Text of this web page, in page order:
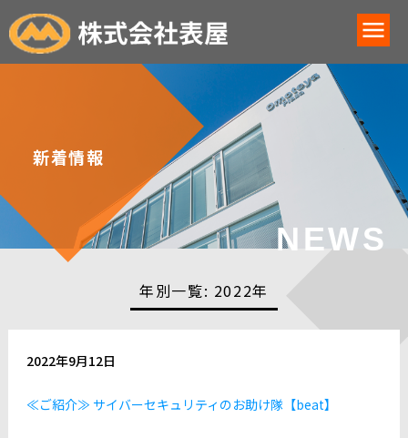
新着情報
NEWS
年別一覧: 2022年
2022年9月12日
≪ご紹介≫ サイバーセキュリティのお助け隊【beat】